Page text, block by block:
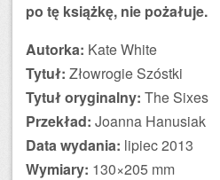
po tę książkę, nie pożałuje.
Autorka: Kate White
Tytuł: Złowrogie Szóstki
Tytuł oryginalny: The Sixes
Przekład: Joanna Hanusiak
Data wydania: lipiec 2013
Wymiary: 130×205 mm